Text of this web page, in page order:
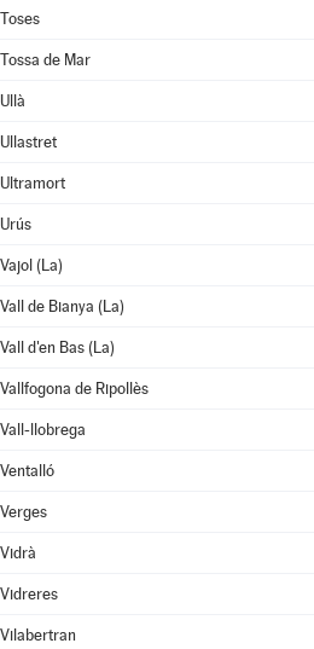
Toses
Tossa de Mar
Ullà
Ullastret
Ultramort
Urús
Vajol (La)
Vall de Bianya (La)
Vall d'en Bas (La)
Vallfogona de Ripollès
Vall-llobrega
Ventalló
Verges
Vidrà
Vidreres
Vilabertran